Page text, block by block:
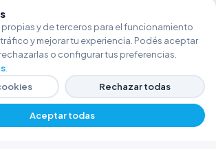
y de terceros para el funcionamiento
y mejorar tu experiencia. Podés aceptar
o configurar tus preferencias.
Rechazar todas
Aceptar todas